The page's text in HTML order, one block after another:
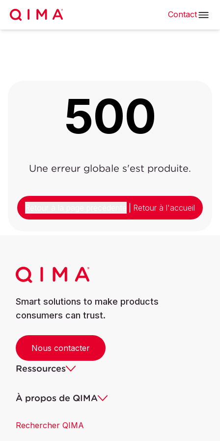
Contact
500
Une erreur globale s'est produite.
Retour à l'accueil
Smart solutions to make products
consumers can trust.
Nous contacter
Ressources
À propos de QIMA
Rechercher QIMA